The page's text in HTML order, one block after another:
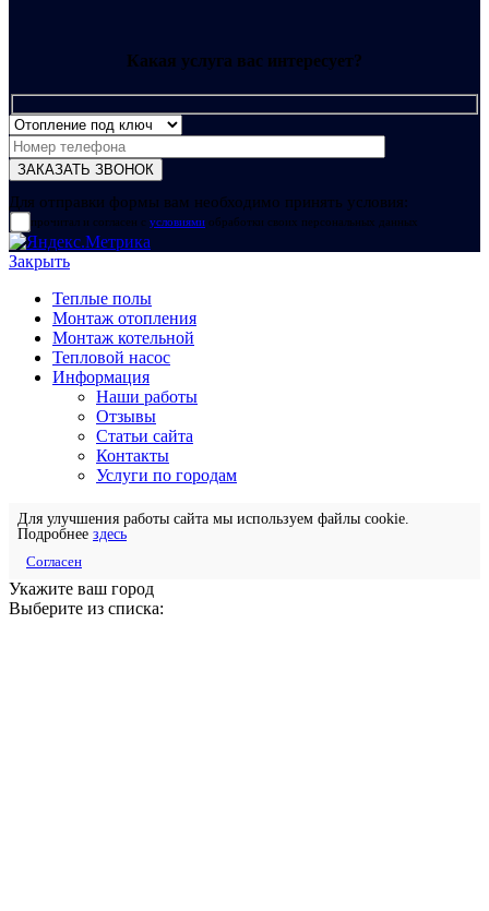
Какая услуга вас интересует?
Для отправки формы вам необходимо принять условия:
прочитал и согласен с условиями обработки своих персональных данных
Закрыть
Теплые полы
Монтаж отопления
Монтаж котельной
Тепловой насос
Информация
Наши работы
Отзывы
Статьи сайта
Контакты
Услуги по городам
Для улучшения работы сайта мы используем файлы cookie.
Подробнее здесь
Согласен
Укажите ваш город
Выберите из списка: